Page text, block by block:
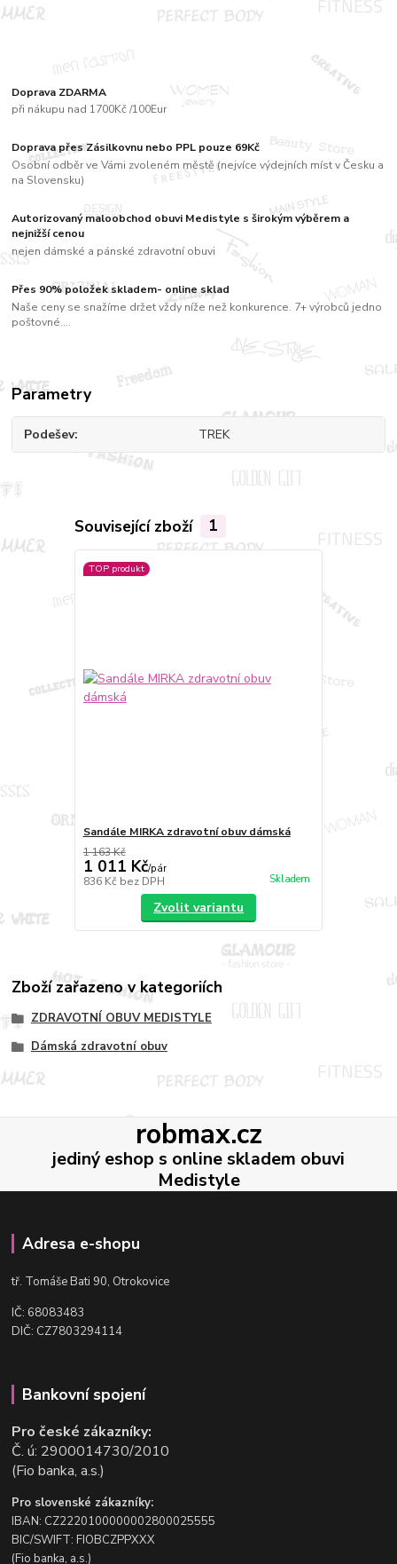
Doprava ZDARMA
při nákupu nad 1700Kč /100Eur
Doprava přes Zásilkovnu nebo PPL pouze 69Kč
Osobní odběr ve Vámi zvoleném městě (nejvíce výdejních míst v Česku a
na Slovensku)
Autorizovaný maloobchod obuvi Medistyle s širokým výběrem a
nejnižší cenou
nejen dámské a pánské zdravotní obuvi
Přes 90% položek skladem- online sklad
Naše ceny se snažíme držet vždy níže než konkurence. 7+ výrobců jedno
poštovné....
Parametry
Podešev TREK
Související zboží 1
TOP produkt
Sandále MIRKA zdravotní obuv dámská
1 163 Kč
1 011 Kč/pár
836 Kč bez DPH Skladem
Zvolit variantu
Zboží zařazeno v kategoriích
ZDRAVOTNÍ OBUV MEDISTYLE
Dámská zdravotní obuv
robmax.cz
jediný eshop s online skladem obuvi
Medistyle
Adresa e-shopu
tř. Tomáše Bati 90, Otrokovice
IČ: 68083483
DIČ: CZ7803294114
Bankovní spojení
Pro české zákazníky:
Č. ú: 2900014730/2010
(Fio banka, a.s.)
Pro slovenské zákazníky:
IBAN: CZ2220100000002800025555
BIC/SWIFT: FIOBCZPPXXX
(Fio banka, a.s.)